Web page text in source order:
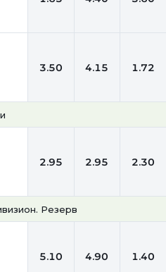
3.50 4.15 1.72
2.95 2.95 2.30
Резерв
5.10 4.90 1.40